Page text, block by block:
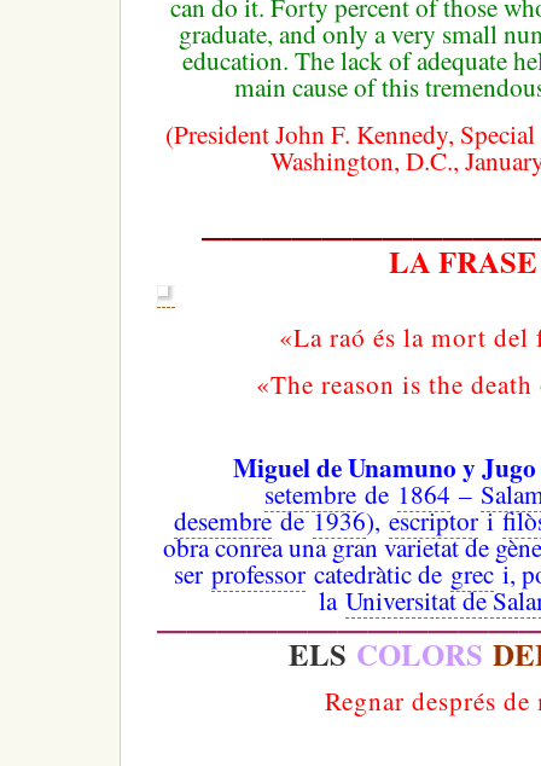
can do it.Forty percent of those
graduate, and only a very small
education. The lack of adequate
main cause of this
(President John F. Kennedy,
Washington, D.C.,
LA FRASE
«La raó és la mort del
«The reason is the
Miguel de Unamuno y Jugo
setembre de 1864 –
desembrede1936), escriptori
obra conrea una gran varietat de
ser professorcatedràtic de greci,
la Universitat de
ELS COLORS
Regnar després